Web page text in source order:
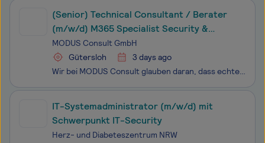
(Senior) Technical Consultant / Berater
(m/w/d) M365 Specialist Security &
Compliance
MODUS Consult GmbH
Gütersloh
3 days ago
Wir bei MODUS Consult glauben daran, dass echte Innovation dort entsteht, wo Menschen mit Leidenschaft zusammenarbeiten. Als Teil der Bechtle AG verbinden wir eine familiäre Unternehmenskultur mit der Kraft eines europaweit führenden IT-Konzerns – und gestalten gemeinsam die digitale Zukunft unserer
IT-Systemadministrator (m/w/d) mit
Schwerpunkt IT-Security
Herz- und Diabeteszentrum NRW